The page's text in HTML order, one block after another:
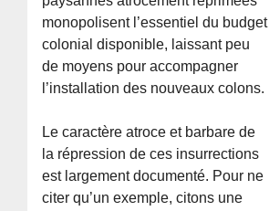
monopolisent l’essentiel du budget
colonial disponible, laissant peu
de moyens pour accompagner
l’installation des nouveaux colons.
Le caractère atroce et barbare de
la répression de ces insurrections
est largement documenté. Pour ne
citer qu’un exemple, citons une